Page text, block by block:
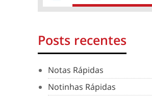
Posts recentes
Notas Rápidas
Notinhas Rápidas